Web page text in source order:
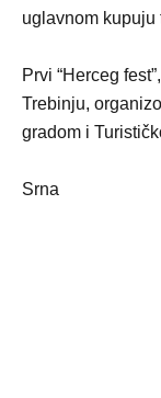
uglavnom kupuju
Prvi “Herceg
Trebinju,
gradom i
Srna